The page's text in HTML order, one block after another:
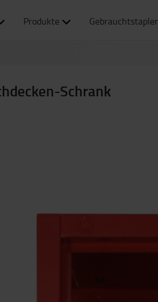
Produkte Gebrauchtstapler
Schrank